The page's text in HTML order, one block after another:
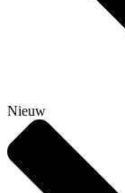
Nieuw